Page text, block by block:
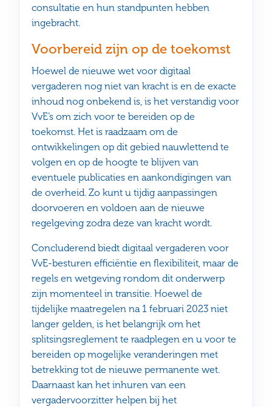
consultatie en hun standpunten hebben
ingebracht.
Voorbereid zijn op de toekomst
Hoewel de nieuwe wet voor digitaal
vergaderen nog niet van kracht is en de exacte
inhoud nog onbekend is, is het verstandig voor
VvE’s om zich voor te bereiden op de
toekomst. Het is raadzaam om de
ontwikkelingen op dit gebied nauwlettend te
volgen en op de hoogte te blijven van
eventuele publicaties en aankondigingen van
de overheid. Zo kunt u tijdig aanpassingen
doorvoeren en voldoen aan de nieuwe
regelgeving zodra deze van kracht wordt.
Concluderend biedt digitaal vergaderen voor
VvE-besturen efficiëntie en flexibiliteit, maar de
regels en wetgeving rondom dit onderwerp
zijn momenteel in transitie. Hoewel de
tijdelijke maatregelen na 1 februari 2023 niet
langer gelden, is het belangrijk om het
splitsingsreglement te raadplegen en u voor te
bereiden op mogelijke veranderingen met
betrekking tot de nieuwe permanente wet.
Daarnaast kan het inhuren van een
vergadervoorzitter helpen bij het